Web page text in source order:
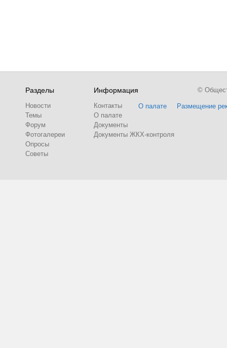
Разделы
Новости
Темы
Форум
Фотогалереи
Опросы
Советы
Информация
Контакты
О палате
Документы
Документы ЖКХ-контроля
О палате Размещение
©